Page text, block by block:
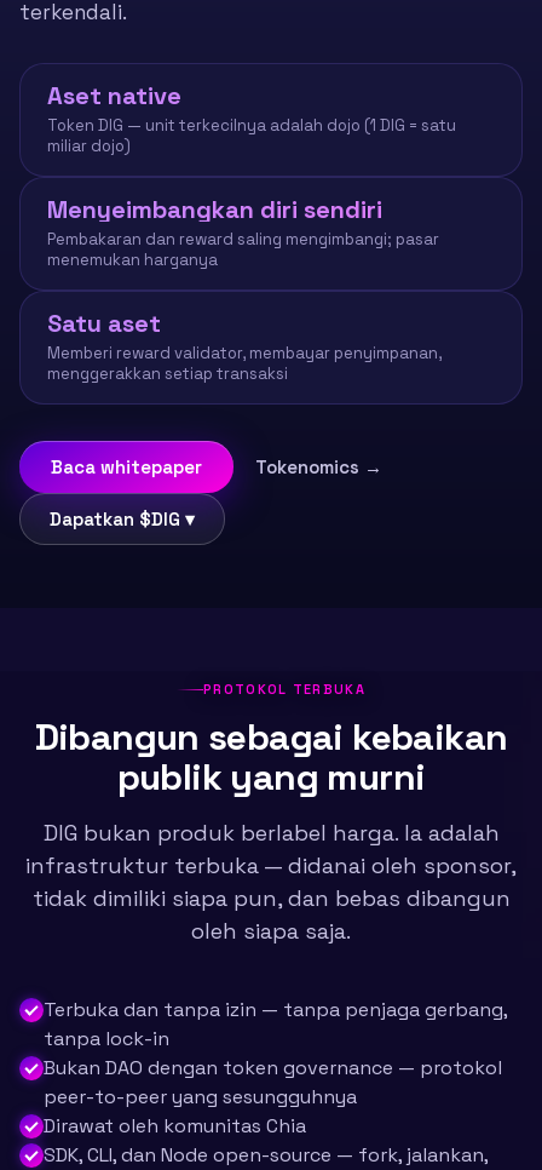
terkendali.
Aset native
Token DIG — unit terkecilnya adalah dojo (1 DIG = satu
miliar dojo)
Menyeimbangkan diri sendiri
Pembakaran dan reward saling mengimbangi; pasar
menemukan harganya
Satu aset
Memberi reward validator, membayar penyimpanan,
menggerakkan setiap transaksi
Baca whitepaper Tokenomics →
Dapatkan $DIG ▾
PROTOKOL TERBUKA
Dibangun sebagai kebaikan
publik yang murni
DIG bukan produk berlabel harga. Ia adalah
infrastruktur terbuka — didanai oleh sponsor,
tidak dimiliki siapa pun, dan bebas dibangun
oleh siapa saja.
Terbuka dan tanpa izin — tanpa penjaga gerbang,
tanpa lock-in
Bukan DAO dengan token governance — protokol
peer-to-peer yang sesungguhnya
Dirawat oleh komunitas Chia
SDK, CLI, dan Node open-source — fork, jalankan,